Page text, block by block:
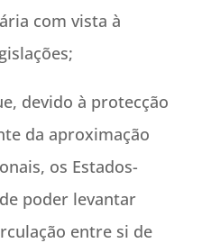
com vista à
devido à protecção
da aproximação
os Estados-
poder levantar
entre si de